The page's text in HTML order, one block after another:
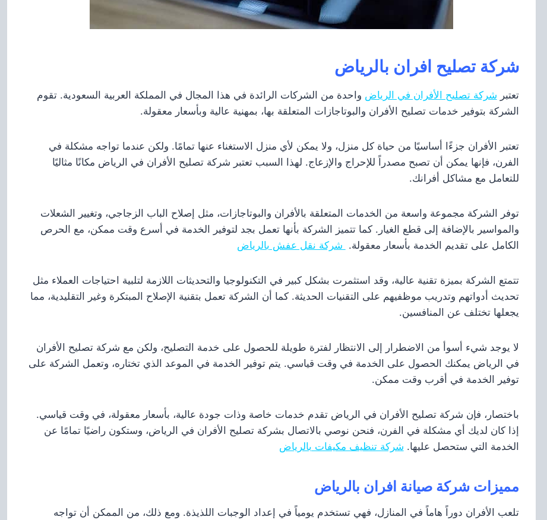
شركة تصليح افران بالرياض
تعتبر شركة تصليح الأفران في الرياض واحدة من الشركات الرائدة في هذا المجال في المملكة العربية السعودية. تقوم
الشركة بتوفير خدمات تصليح الأفران والبوتاجازات المتعلقة بها، بمهنية عالية وبأسعار معقولة.
تعتبر الأفران جزءًا أساسيًا من حياة كل منزل، ولا يمكن لأي منزل الاستغناء عنها تمامًا. ولكن عندما تواجه مشكلة في
الفرن، فإنها يمكن أن تصبح مصدراً للإحراج والإزعاج. لهذا السبب تعتبر شركة تصليح الأفران في الرياض مكانًا مثاليًا
للتعامل مع مشاكل أفرانك.
توفر الشركة مجموعة واسعة من الخدمات المتعلقة بالأفران والبوتاجازات، مثل إصلاح الباب الزجاجي، وتغيير الشعلات
والمواسير بالإضافة إلى قطع الغيار. كما تتميز الشركة بأنها تعمل بجد لتوفير الخدمة في أسرع وقت ممكن، مع الحرص
الكامل على تقديم الخدمة بأسعار معقولة. شركة نقل عفش بالرياض
تتمتع الشركة بميزة تقنية عالية، وقد استثمرت بشكل كبير في التكنولوجيا والتحديثات اللازمة لتلبية احتياجات العملاء مثل
تحديث أدواتهم وتدريب موظفيهم على التقنيات الحديثة. كما أن الشركة تعمل بتقنية الإصلاح المبتكرة وغير التقليدية، مما
يجعلها تختلف عن المنافسين.
لا يوجد شيء أسوأ من الاضطرار إلى الانتظار لفترة طويلة للحصول على خدمة التصليح، ولكن مع شركة تصليح الأفران
في الرياض يمكنك الحصول على الخدمة في وقت قياسي. يتم توفير الخدمة في الموعد الذي تختاره، وتعمل الشركة على
توفير الخدمة في أقرب وقت ممكن.
باختصار، فإن شركة تصليح الأفران في الرياض تقدم خدمات خاصة وذات جودة عالية، بأسعار معقولة، في وقت قياسي.
إذا كان لديك أي مشكلة في الفرن، فنحن نوصي بالاتصال بشركة تصليح الأفران في الرياض، وستكون راضيًا تمامًا عن
الخدمة التي ستحصل عليها. شركة تنظيف مكيفات بالرياض
مميزات شركة صيانة افران بالرياض
تلعب الأفران دوراً هاماً في المنازل، فهي تستخدم يومياً في إعداد الوجبات اللذيذة. ومع ذلك، من الممكن أن تواجه